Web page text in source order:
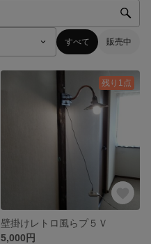
すべて 販売中
残り1点
壁掛けレトロ風らプ５Ｖ
5,000円